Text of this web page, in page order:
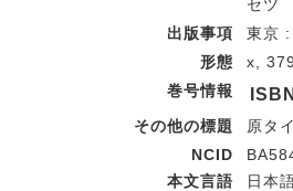
セツ
出版事項
東京
形態
x,
巻号情報
ISBN
その他の標題
原タ
NCID
本文言語
日本